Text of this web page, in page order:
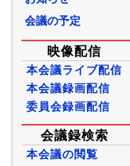
会議の予定
映像配信
本会議ライブ配信
本会議録画配信
委員会録画配信
会議録検索
本会議の閲覧